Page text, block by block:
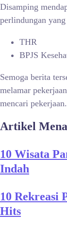
Disamping
perlindungan
THR
BPJS
Semoga berita
melamar
mencari pekerjaan.
Artikel
10 Wisata
Indah
10 Rekreasi
Hits